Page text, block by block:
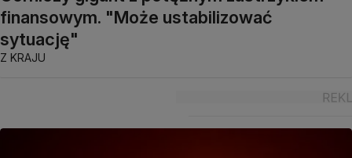
finansowym. "Może ustabilizować
sytuację"
Z KRAJU